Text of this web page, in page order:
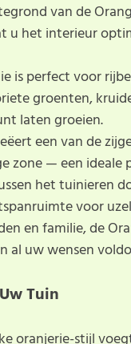
van de
u het interieur
is perfect voor
groenten,
laten groeien.
een van de
zone — een ideale
het tuinieren
voor
en familie, de
al uw wensen
Tuin